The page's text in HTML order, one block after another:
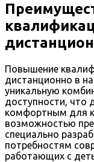
Повышение
дистанционно в
уникальную
доступности, что
комфортным для
возможностью
специально
потребностям
работающих с